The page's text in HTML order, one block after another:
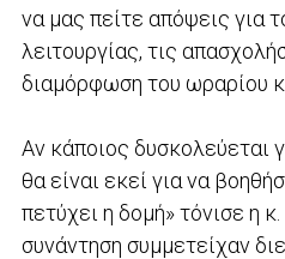
να μας πείτε απόψεις για
λειτουργίας, τις
διαμόρφωση του ωραρίου
Αν κάποιος δυσκολεύεται
θα είναι εκεί για να
πετύχει η δομή» τόνισε η
συνάντηση συμμετείχαν